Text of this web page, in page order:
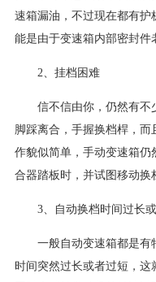
速箱漏油，不过现在都有护
能是由于变速箱内部密封件
2、挂档困难
信不信由你，仍然有不
脚踩离合，手握换档桿，
作貌似简单，手动变速箱
合器踏板时，并试图移动换
3、自动换档时间过长
一般自动变速箱都是有
时间突然过长或者过短，这